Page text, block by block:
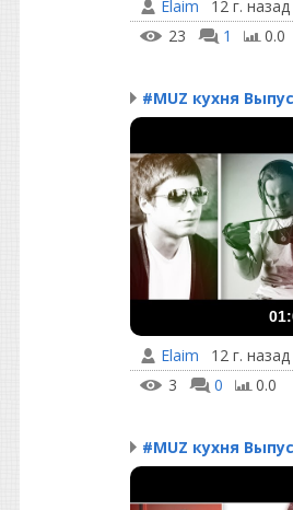
Elaim
12 г. назад
23
1 0.0
Elaim
12 г. назад
3
0 0.0
#MUZ кухня